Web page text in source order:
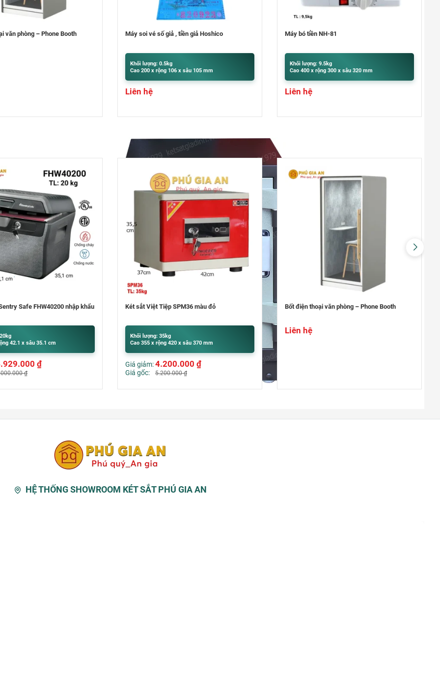
Đường Thống Nhất, Phường 8
0948020788 Xem bản đồ
TP ĐỒNG XOÀI – BÌNH PHƯỚC
Phú Riềng Đỏ, TP Đồng Xoài
0948020788 Xem bản đồ
Đại lộ Bình Dương, Phường Phú
0948020788
TP. ĐÀ NẴNG
Hùng Vương, Quận Hải Châu, TP.
0948020788
Thanh Xuân Bắc
C10 Tập thể Thanh Xuân Bắc (mặt
Khuất Duy Tiến)
Cửa hàng Gas, Két sắt Phú Tài -
Hà Nội góp ý xem xét
tay kết hợp mã số điện tử nhập khẩu Hàn Quốc
đợt di động tùy chỉnh lên xuống. Để được file giấy A4 , túi Clear Bag
giả , tiền giả Hoshico Máy bó tiền NH-81
Khối lượng: 9.5kg
Cao 400 x rộng 300 x sâu 320 mm
Liên hệ
Máy đếm tiền Hoshico 3100
Khối lượng: 3.85kg
Cao 320 x rộng 271 x sâu 190 mm
Giá giảm:
SPM36 màu đỏ
420 x sâu 370 mm
₫
₫
Bốt điện thoại văn phòng – Phone Booth
Liên hệ
Máy soi vé số giả , tiền giả Hoshico
Khối lượng: 0.5kg
HỆ THỐNG SHOWROOM KÉT SẮT PHÚ GIA AN